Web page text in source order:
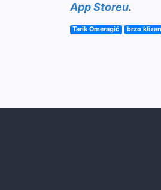
App Storeu.
Tarik Omeragić brzo